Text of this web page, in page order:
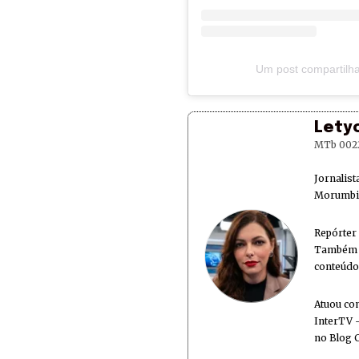
Um post
MTb
Morumbi
Repórter
Atuou
InterTV -
no Blog